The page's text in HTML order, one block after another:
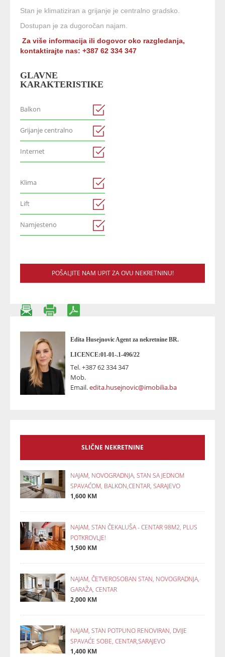
Stan je klimatiziran a grijanje je centralno gradsko.
Dostupan je za dugoročan najam.
Za više informacija ili dogovor oko razgledanja,
kontaktirajte nas: +387 62 334 347
GLAVNE
KARAKTERISTIKE
Balkon
Grijanje centralno
Internet
Klima
Lift
Namjesteno
POŠALJITE NAM UPIT ZA OVU NEKRETNINU!
Edita Husejnovic Agent za nekretnine BR.
LICENCE:01-01-.1-496/22
Tel.+387 62 334 347
Mob.
Email.edita.husejnovic@imobilia.ba
SLIČNE NEKRETNINE
NAJAM, NOVOGRADNJA, STAN SA JEDNOM
SPAVAĆOM, BALKON,CENTAR, SARAJEVO
1,600 KM
NAJAM, STAN ČEKALUŠA - CENTAR 98M2, PLUS
POTKROVLJE!
1,500 KM
NAJAM, ČETVEROSOBAN STAN, NOVOGRADNJA,
GARAŽA, CENTAR
2,000 KM
NAJAM, STAN POTPUNO RENOVIRAN, DVIJE
SPAVAĆE SOBE, CENTAR,SARAJEVO
1,400 KM